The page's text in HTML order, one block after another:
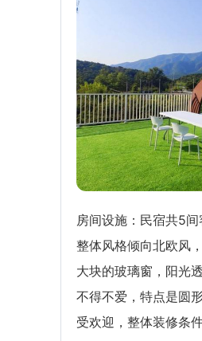
房间设施：民宿共5
整体风格倾向北欧风
大块的玻璃窗，阳光
不得不爱，特点是圆
受欢迎，整体装修条